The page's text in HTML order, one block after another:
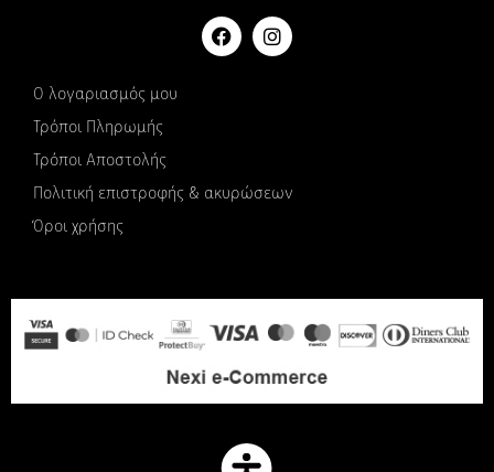
Ο λογαριασμός μου
Τρόποι Πληρωμής
Τρόποι Αποστολής
Πολιτική επιστροφής & ακυρώσεων
Όροι χρήσης